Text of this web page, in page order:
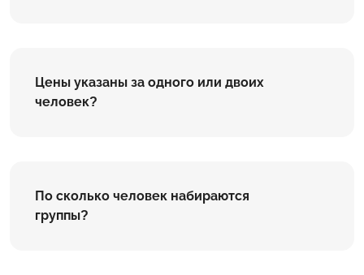
Цены указаны за одного или двоих
человек?
По сколько человек набираются
группы?